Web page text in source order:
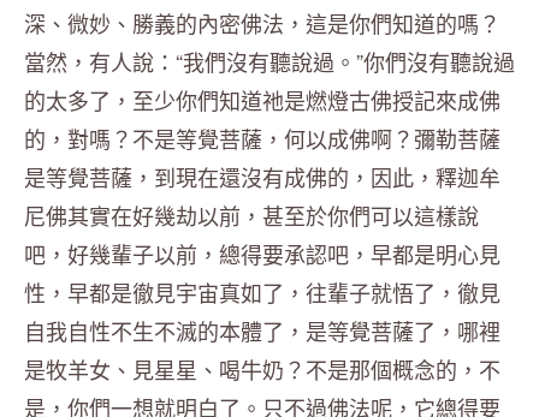
深、微妙、勝義的內密佛法，這是你們知道的嗎？
當然，有人說：“我們沒有聽說過。”你們沒有聽說過
的太多了，至少你們知道祂是燃燈古佛授記來成佛
的，對嗎？不是等覺菩薩，何以成佛啊？彌勒菩薩
是等覺菩薩，到現在還沒有成佛的，因此，釋迦牟
尼佛其實在好幾劫以前，甚至於你們可以這樣說
吧，好幾輩子以前，總得要承認吧，早都是明心見
性，早都是徹見宇宙真如了，往輩子就悟了，徹見
自我自性不生不滅的本體了，是等覺菩薩了，哪裡
是牧羊女、見星星、喝牛奶？不是那個概念的，不
是，你們一想就明白了。只不過佛法呢，它總得要